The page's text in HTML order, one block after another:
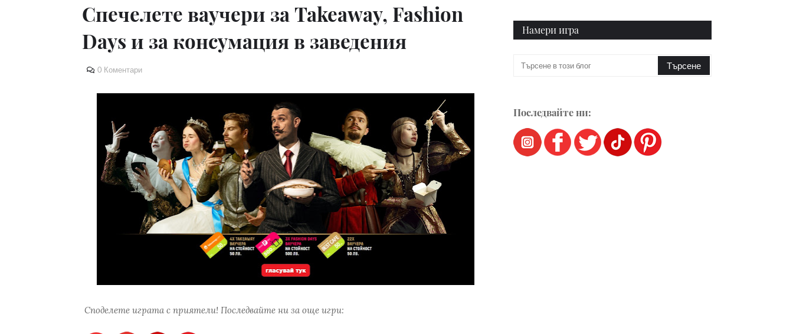
Спечелете ваучери за Takeaway, Fashion
Days и за консумация в заведения
0 Коментари
Споделете играта с приятели! Последвайте ни за още игри:
Намери игра
Последвайте ни: